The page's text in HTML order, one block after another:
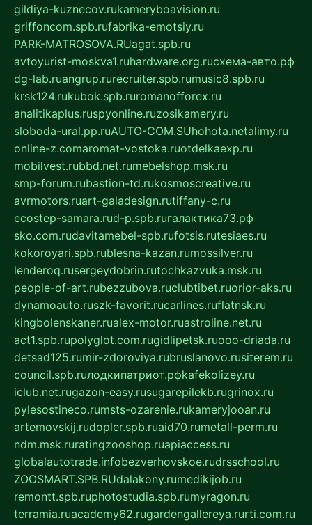
gildiya-kuznecov.rukameryboavision.ru
griffoncom.spb.rufabrika-emotsiy.ru
PARK-MATROSOVA.RUagat.spb.ru
avtoyurist-moskva1.ruhardware.org.ruсхема-авто.рф
dg-lab.ruangrup.rurecruiter.spb.rumusic8.spb.ru
krsk124.rukubok.spb.ruromanofforex.ru
analitikaplus.ruspyonline.ruzosikamery.ru
sloboda-ural.pp.ruAUTO-COM.SUhohota.netalimy.ru
online-z.comaromat-vostoka.ruotdelkaexp.ru
mobilvest.rubbd.net.rumebelshop.msk.ru
smp-forum.rubastion-td.rukosmoscreative.ru
avrmotors.ruart-galadesign.rutiffany-c.ru
ecostep-samara.rud-p.spb.ruгалактика73.рф
sko.com.rudavitamebel-spb.rufotsis.rutesiaes.ru
kokoroyari.spb.rublesna-kazan.rumossilver.ru
lenderoq.rusergeydobrin.rutochkazvuka.msk.ru
people-of-art.rubezzubova.ruclubtibet.ruorior-aks.ru
dynamoauto.ruszk-favorit.rucarlines.ruflatnsk.ru
kingbolenskaner.rualex-motor.ruastroline.net.ru
act1.spb.rupolyglot.com.rugidlipetsk.ruooo-driada.ru
detsad125.rumir-zdoroviya.rubruslanovo.rusiterem.ru
council.spb.ruлодкипатриот.рфkafekolizey.ru
iclub.net.rugazon-easy.rusugarepilekb.rugrinox.ru
pylesostineco.rumsts-ozarenie.rukameryjooan.ru
artemovskij.rudopler.spb.ruaid70.rumetall-perm.ru
ndm.msk.ruratingzooshop.ruapiaccess.ru
globalautotrade.infobezverhovskoe.rudrsschool.ru
ZOOSMART.SPB.RUdalakony.rumedikijob.ru
remontt.spb.ruphotostudia.spb.rumyragon.ru
terramia.ruacademy62.rugardengallereya.rurti.com.ru